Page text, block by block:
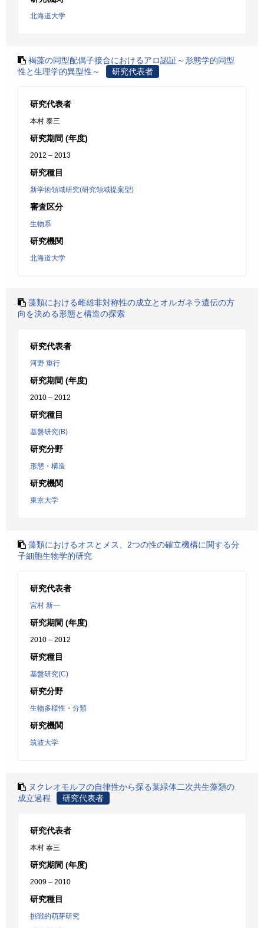
北海道大学
褐藻の同型配偶子接合におけるアロ認証～形態学的同型
性と生理学的異型性～
研究代表者
研究代表者
本村 泰三
研究期間 (年度)
2012 – 2013
研究種目
新学術領域研究(研究領域提案型)
審査区分
生物系
研究機関
北海道大学
藻類における雌雄非対称性の成立とオルガネラ遺伝の方
向を決める形態と構造の探索
研究代表者
河野 重行
研究期間 (年度)
2010 – 2012
研究種目
基盤研究(B)
研究分野
形態・構造
研究機関
東京大学
藻類におけるオスとメス、2つの性の確立機構に関する分
子細胞生物学的研究
研究代表者
宮村 新一
研究期間 (年度)
2010 – 2012
研究種目
基盤研究(C)
研究分野
生物多様性・分類
研究機関
筑波大学
ヌクレオモルフの自律性から探る葉緑体二次共生藻類の
成立過程
研究代表者
研究代表者
本村 泰三
研究期間 (年度)
2009 – 2010
研究種目
挑戦的萌芽研究